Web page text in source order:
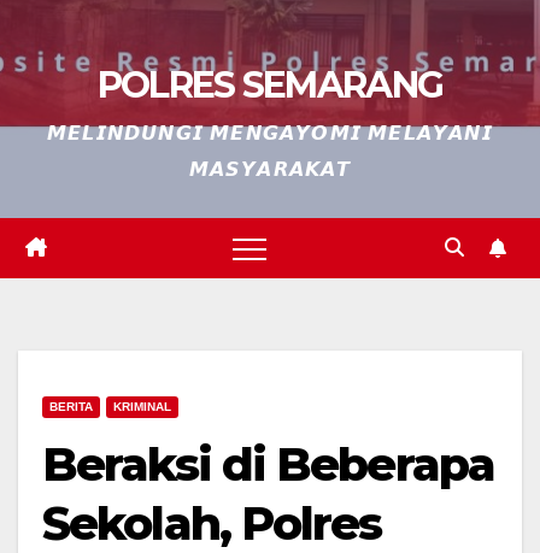
POLRES SEMARANG
𝙈𝙀𝙇𝙄𝙉𝘿𝙐𝙉𝙂𝙄 𝙈𝙀𝙉𝙂𝘼𝙔𝙊𝙈𝙄 𝙈𝙀𝙇𝘼𝙔𝘼𝙉𝙄
𝙈𝘼𝙎𝙔𝘼𝙍𝘼𝙆𝘼𝙏
BERITA KRIMINAL
Beraksi di Beberapa
Sekolah, Polres